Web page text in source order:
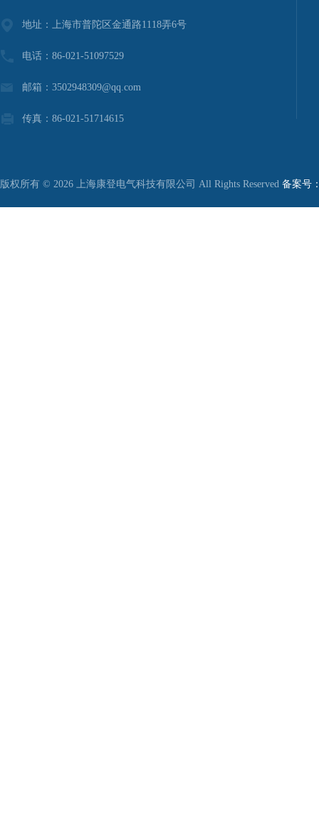
地址：上海市普陀区金通路1118弄6号
电话：86-021-51097529
邮箱：3502948309@qq.com
传真：86-021-51714615
版权所有 © 2026 上海康登电气科技有限公司 All Rights Reserved 备案号